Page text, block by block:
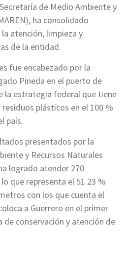
de Medio Ambiente y
ha consolidado
atención, limpieza y
de la entidad.
fue encabezado por la
Pineda en el puerto de
la estrategia federal que tiene
plásticos en el 100 %
país.
presentados por la
y Recursos Naturales
logrado atender 270
que representa el 51.23 %
con los que cuenta el
a Guerrero en el primer
de conservación y atención de